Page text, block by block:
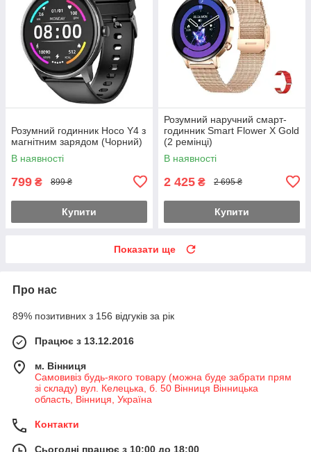
Розумний годинник Hoco Y4 з
магнітним зарядом (Чорний)
В наявності
799 ₴ 899 ₴
Купити
Розумний наручний смарт-
годинник Smart Flower X Gold
(2 ремінці)
В наявності
2 425 ₴ 2 695 ₴
Купити
Показати ще
Про нас
89% позитивних з 156 відгуків за рік
Працює з 13.12.2016
м. Вінниця
Самовивіз будь-якого товару (можна буде забрати прям
зі складу) вул. Келецька, б. 50 Вінниця Вінницька
область, Вінниця, Україна
Контакти
Сьогодні працює з 10:00 до 18:00